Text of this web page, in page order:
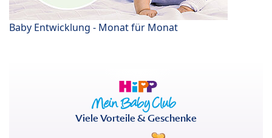
Baby Entwicklung - Monat für Monat
Viele Vorteile & Geschenke